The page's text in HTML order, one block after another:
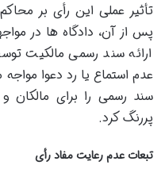
تأثیر عملی این رأی بر
پس از آن، دادگاه ها در
ارائه سند رسمی مالکیت
عدم استماع یا رد دعوا
سند رسمی را برای
پررنگ کرد.
تبعات عدم رعایت مفاد رأی